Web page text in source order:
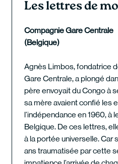
Les lettres de
Compagnie Gare Centrale
(Belgique)
Agnès Limbos, fondatrice
Gare Centrale, a plongé
père envoyait du Congo à
sa mère avaient confié les
l’indépendance en 1960, à
Belgique. De ces lettres,
à la portée universelle. Car
ans traumatisée par cette